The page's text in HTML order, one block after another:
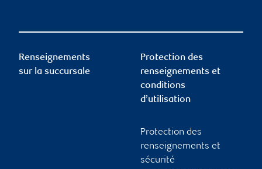
Renseignements
sur la succursale
Protection des
renseignements et
conditions
d’utilisation
Protection des
renseignements et
sécurité